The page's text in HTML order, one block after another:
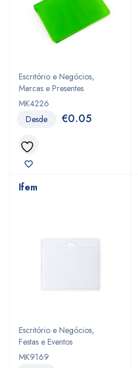
Escritório e Negócios,
Marcas e Presentes
MK4226
Desde €0.05
Escritório e Negócios,
Festas e Eventos
MK9169
Ifem